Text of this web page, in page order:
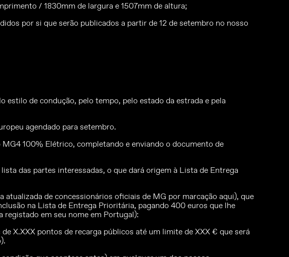
/ 1830mm de largura e 1507mm de altura;
por si que serão publicados a partir de 12 de setembro no nosso
estilo de condução, pelo tempo, pelo estado da estrada e pela
agendado para setembro.
MG4 100% Elétrico, completando e enviando o documento de
das partes interessadas, o que dará origem à Lista de Entrega
de concessionários oficiais de MG por marcação aqui), que
na Lista de Entrega Prioritária, pagando 400 euros que lhe
em seu nome em Portugal):
X.XXX pontos de recarga públicos até um limite de XXX € que será